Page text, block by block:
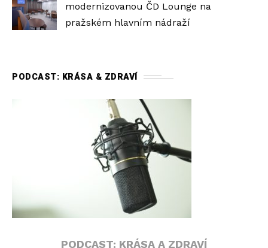
modernizovanou ČD Lounge na
pražském hlavním nádraží
PODCAST: KRÁSA & ZDRAVÍ
PODCAST: KRÁSA A ZDRAVÍ